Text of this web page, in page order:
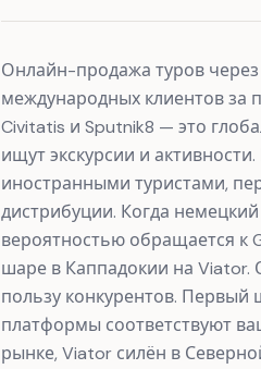
Онлайн-продажа туров
международных клиентов за
Civitatis и Sputnik8 — это
ищут экскурсии и
иностранными туристами,
дистрибуции. Когда
вероятностью обращается к
шаре в Каппадокии на Viator.
пользу конкурентов. Первый
платформы соответствуют
рынке, Viator силён в